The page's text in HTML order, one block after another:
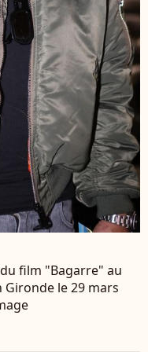
film "Bagarre" au
Gironde le 29 mars